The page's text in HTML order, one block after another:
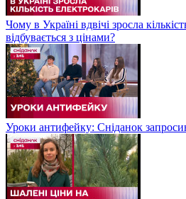
Чому в Україні вдвічі зросла
відбувається з цінами?
Уроки антифейку: Сніданок